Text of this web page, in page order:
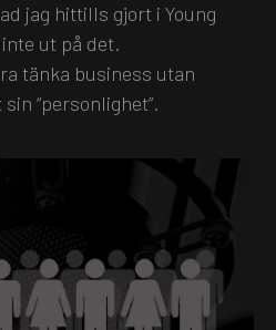
jag hittills gjort i Young
ut på det.
tänka business utan
“personlighet”.